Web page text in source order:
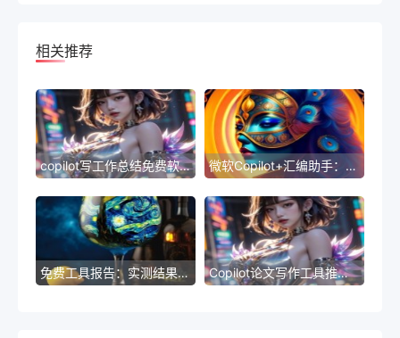
相关推荐
copilot写工作总结免费软件亲测-免费软件工作总结经验证 微软Copilot+汇编助手：打造高效平台的新工具
免费工具报告：实测结果详尽 Copilot论文写作工具推荐：AI写作工具推荐